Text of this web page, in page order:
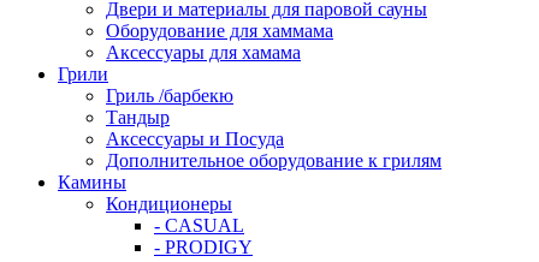
Двери и материалы для паровой сауны
Оборудование для хаммама
Аксессуары для хамама
Грили
Гриль /барбекю
Тандыр
Аксессуары и Посуда
Дополнительное оборудование к грилям
Камины
Кондиционеры
- CASUAL
- PRODIGY